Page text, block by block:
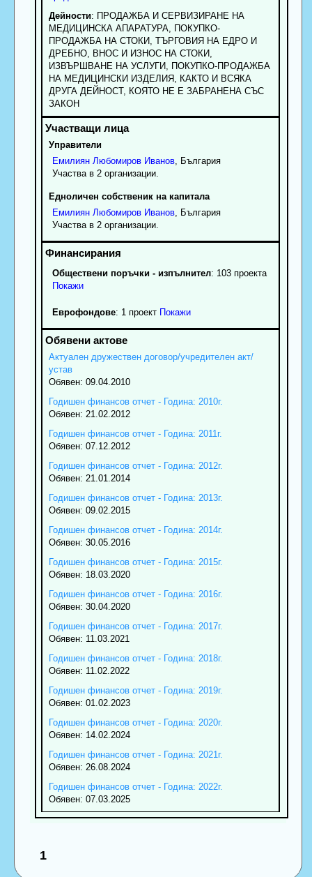
Дейности: ПРОДАЖБА И СЕРВИЗИРАНЕ НА
МЕДИЦИНСКА АПАРАТУРА, ПОКУПКО-
ПРОДАЖБА НА СТОКИ, ТЪРГОВИЯ НА ЕДРО И
ДРЕБНО, ВНОС И ИЗНОС НА СТОКИ,
ИЗВЪРШВАНЕ НА УСЛУГИ, ПОКУПКО-ПРОДАЖБА
НА МЕДИЦИНСКИ ИЗДЕЛИЯ, КАКТО И ВСЯКА
ДРУГА ДЕЙНОСТ, КОЯТО НЕ Е ЗАБРАНЕНА СЪС
ЗАКОН
Управители
Емилиян Любомиров Иванов, България
Участва в 2 организации.
Едноличен собственик на капитала
Емилиян Любомиров Иванов, България
Участва в 2 организации.
Обществени поръчки - изпълнител: 103 проекта
Покажи
Еврофондове: 1 проект Покажи
Актуален дружествен договор/учредителен акт/
устав
Обявен: 09.04.2010
Годишен финансов отчет - Година: 2010г.
Обявен: 21.02.2012
Годишен финансов отчет - Година: 2011г.
Обявен: 07.12.2012
Годишен финансов отчет - Година: 2012г.
Обявен: 21.01.2014
Годишен финансов отчет - Година: 2013г.
Обявен: 09.02.2015
Годишен финансов отчет - Година: 2014г.
Обявен: 30.05.2016
Годишен финансов отчет - Година: 2015г.
Обявен: 18.03.2020
Годишен финансов отчет - Година: 2016г.
Обявен: 30.04.2020
Годишен финансов отчет - Година: 2017г.
Обявен: 11.03.2021
Годишен финансов отчет - Година: 2018г.
Обявен: 11.02.2022
Годишен финансов отчет - Година: 2019г.
Обявен: 01.02.2023
Годишен финансов отчет - Година: 2020г.
Обявен: 14.02.2024
Годишен финансов отчет - Година: 2021г.
Обявен: 26.08.2024
Годишен финансов отчет - Година: 2022г.
Обявен: 07.03.2025
1